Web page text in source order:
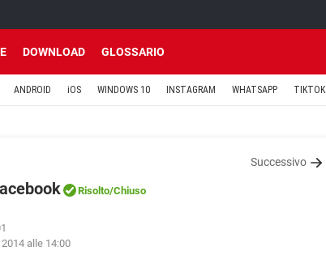
DOWNLOAD GLOSSARIO
ANDROID iOS WINDOWS 10 INSTAGRAM WHATSAPP TIKTOK
Successivo
Risolto/Chiuso
alle 14:00